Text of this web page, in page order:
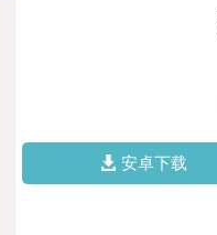
安卓下载